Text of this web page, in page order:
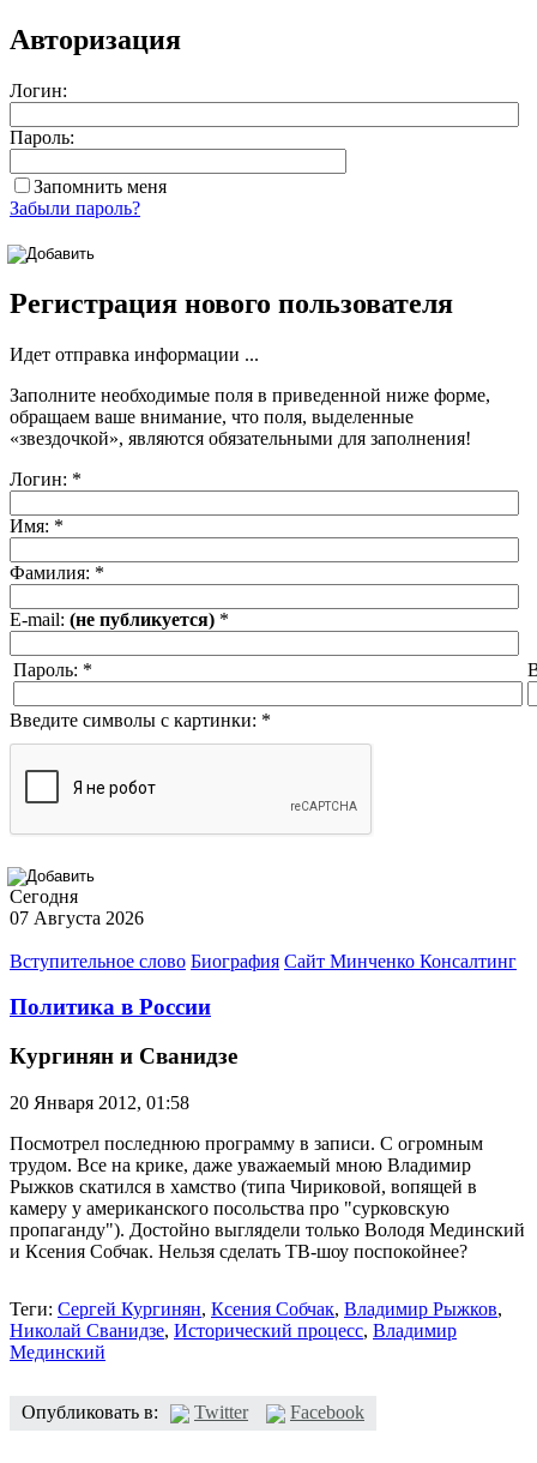
Авторизация
Логин:
Пароль:
Запомнить меня
Забыли пароль?
Регистрация нового пользователя
Идет отправка информации ...
Заполните необходимые поля в приведенной ниже форме,
обращаем ваше внимание, что поля, выделенные
«звездочкой», являются обязательными для заполнения!
Логин: *
Имя: *
Фамилия: *
E-mail: (не публикуется) *
Пароль: *
Введите символы с картинки: *
Сегодня
07 Августа 2026
Вступительное слово Биография Сайт Минченко Консалтинг
Политика в России
Кургинян и Сванидзе
20 Января 2012, 01:58
Посмотрел последнюю программу в записи. С огромным
трудом. Все на крике, даже уважаемый мною Владимир
Рыжков скатился в хамство (типа Чириковой, вопящей в
камеру у американского посольства про "сурковскую
пропаганду"). Достойно выглядели только Володя Мединский
и Ксения Собчак. Нельзя сделать ТВ-шоу поспокойнее?
Теги: Сергей Кургинян, Ксения Собчак, Владимир Рыжков,
Николай Сванидзе, Исторический процесс, Владимир
Мединский
Опубликовать в: Twitter Facebook